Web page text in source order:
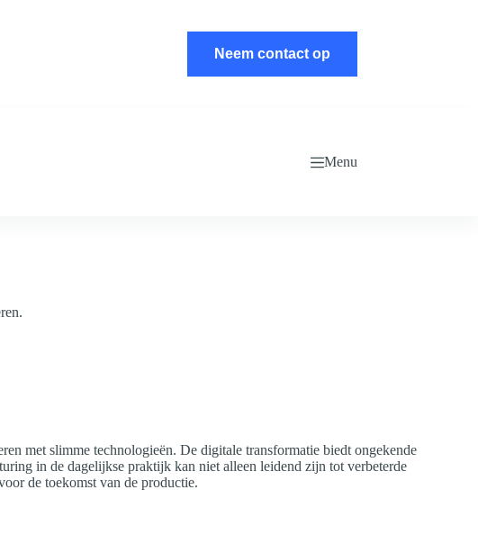
Neem contact op
Menu
met slimme technologieën. De digitale transformatie biedt ongekende
in de dagelijkse praktijk kan niet alleen leidend zijn tot verbeterde
de toekomst van de productie.